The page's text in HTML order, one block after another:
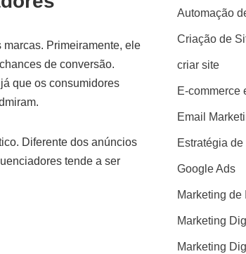
Primeiramente, ele
de conversão.
que os consumidores
Diferente dos anúncios
tende a ser
Automação
Criação de
criar site
E-commerce
Email
Estratégia de
Google Ads
Marketing de
Marketing
Marketing